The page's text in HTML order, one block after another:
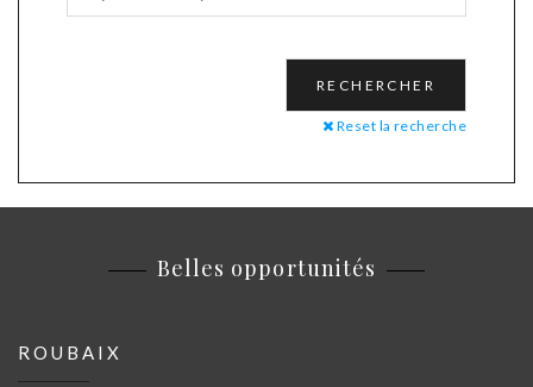
Reset la recherche
Belles opportunités
ROUBAIX